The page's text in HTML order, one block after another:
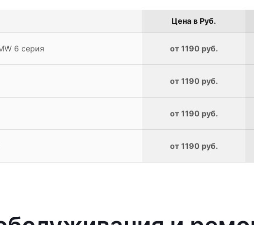
Цена в Руб.
6 серия от 1190 руб.
от 1190 руб.
от 1190 руб.
от 1190 руб.